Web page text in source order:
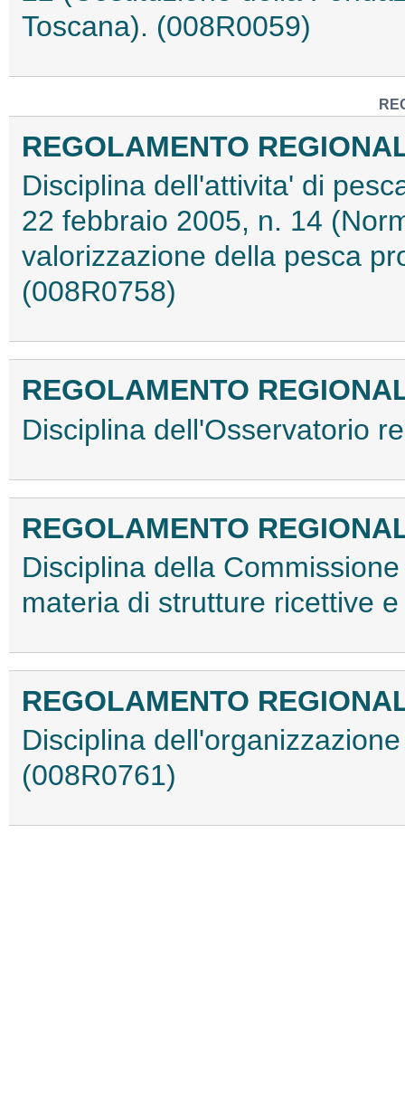
Toscana). (008R0059)
REGOLAMENTO
Disciplina dell'attivita' di
22 febbraio 2005, n. 14
valorizzazione della pesca
(008R0758)
REGOLAMENTO
Disciplina dell'Osservatorio
REGOLAMENTO
Disciplina della
materia di strutture ricettive
REGOLAMENTO
Disciplina
(008R0761)